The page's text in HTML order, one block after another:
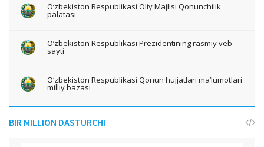
O‘zbekiston Respublikasi Oliy Majlisi Qonunchilik
palatasi
O‘zbekiston Respublikasi Prezidentining rasmiy veb
sayti
O‘zbekiston Respublikasi Qonun hujjatlari ma’lumotlari
milliy bazasi
BIR MILLION DASTURCHI